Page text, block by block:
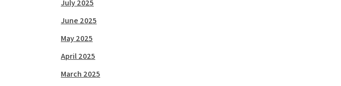
July 2025
June 2025
May 2025
April 2025
March 2025